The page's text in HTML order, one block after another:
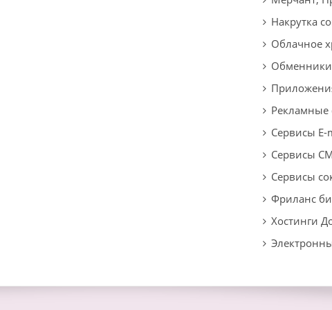
Накрутка
Облачное
Рекламные
Сервисы
Сервисы
Сервисы
Фриланс
Хостинги